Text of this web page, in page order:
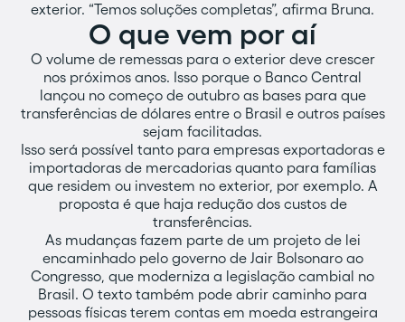
exterior. “Temos soluções completas”, afirma Bruna.
O que vem por aí
O volume de remessas para o exterior deve crescer
nos próximos anos. Isso porque o Banco Central
lançou no começo de outubro as bases para que
transferências de dólares entre o Brasil e outros países
sejam facilitadas.
Isso será possível tanto para empresas exportadoras e
importadoras de mercadorias quanto para famílias
que residem ou investem no exterior, por exemplo. A
proposta é que haja redução dos custos de
transferências.
As mudanças fazem parte de um projeto de lei
encaminhado pelo governo de Jair Bolsonaro ao
Congresso, que moderniza a legislação cambial no
Brasil. O texto também pode abrir caminho para
pessoas físicas terem contas em moeda estrangeira